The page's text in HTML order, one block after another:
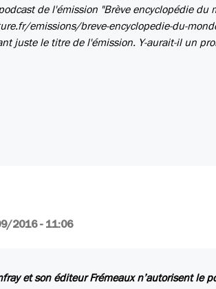
de l'émission "Brève encyclopédie du
emissions/breve-encyclopedie-du-
juste le titre de l'émission. Y-aurait-il un
2016 - 11:06
et son éditeur Frémeaux n’autorisent le